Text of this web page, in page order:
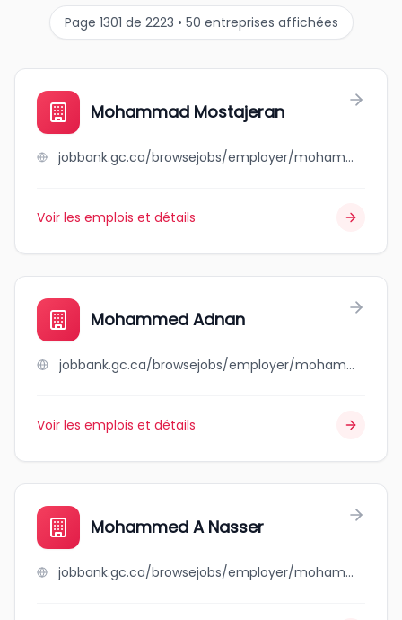
Page 1301 de 2223 • 50 entreprises affichées
Mohammad Mostajeran
jobbank.gc.ca/browsejobs/employer/mohammad+mostajeran/ca
Voir les emplois et détails
Mohammed Adnan
jobbank.gc.ca/browsejobs/employer/mohammed+adnan/ca
Voir les emplois et détails
Mohammed A Nasser
jobbank.gc.ca/browsejobs/employer/mohammed+a+nasser/ca